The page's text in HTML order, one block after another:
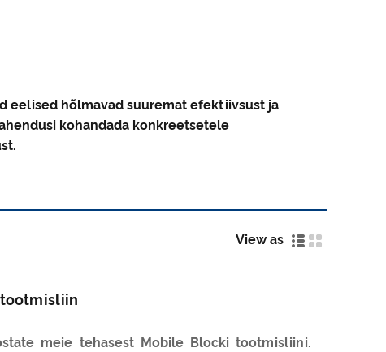
eelised hõlmavad suuremat efektiivsust ja
kohandada konkreetsetele
View as
meie tehasest Mobile Blocki tootmisliini.